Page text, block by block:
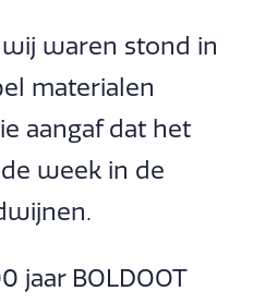
waren stond in
materialen
aangaf dat het
week in de
jaar BOLDOOT